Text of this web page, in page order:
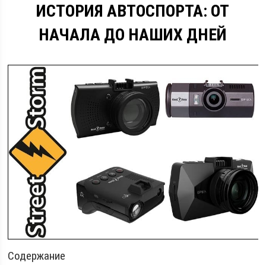
ИСТОРИЯ АВТОСПОРТА: ОТ
НАЧАЛА ДО НАШИХ ДНЕЙ
Содержание